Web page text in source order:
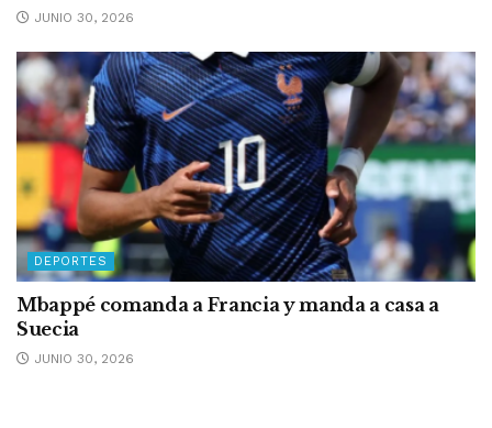
JUNIO 30, 2026
DEPORTES
Mbappé comanda a Francia y manda a casa a
Suecia
JUNIO 30, 2026